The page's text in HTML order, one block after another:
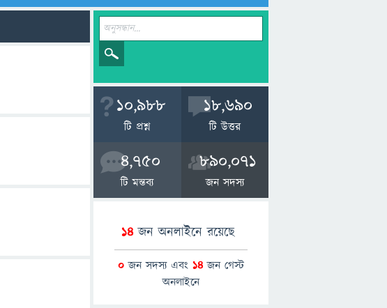
10,988
টি প্রশ্ন
18,690
টি উত্তর
4,750
টি মন্তব্য
890,071
জন সদস্য
14জন অনলাইনে রয়েছে
0 জন সদস্য এবং 14 জন গেস্ট
অনলাইনে